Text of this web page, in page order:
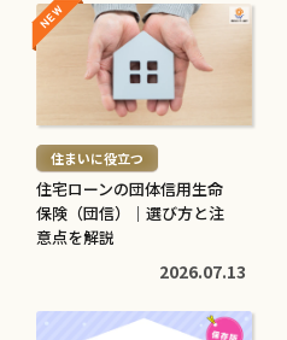
続
き
む
>
NEW
NEW
住まいに役立つ
住宅ローンの団体信用生命
保険（団信）｜選び方と注
意点を解説
2026.07.13